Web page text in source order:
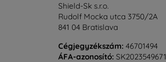
Shield-Sk s.r.o.
Rudolf Mocka utca 3750/2A
841 04 Bratislava
Cégjegyzékszám: 46701494
ÁFA-azonosító: SK2023549671